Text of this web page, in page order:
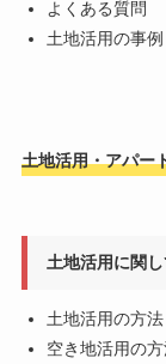
よくある質問
土地活用の事
土地活用・アパー
土地活用に関し
土地活用の方法
空き地活用の